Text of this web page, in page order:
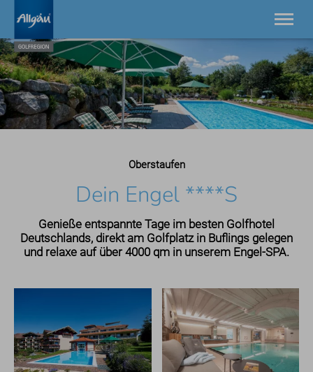
21 Golfplätze zwischen Bodensee und Neuschwanstein.
Einzigartig in Europa.
Golfplätze
Golfdestinationen
Kontakt
Oberstaufen
Dein Engel ****S
Genieße entspannte Tage im besten Golfhotel
Deutschlands, direkt am Golfplatz in Buflings gelegen
und relaxe auf über 4000 qm in unserem Engel-SPA.